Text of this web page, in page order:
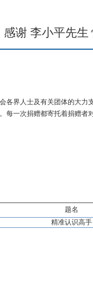
感谢 李小平先生
各界人士及有关团体的大
一次捐赠都寄托着捐赠者
题名
精准认识高手